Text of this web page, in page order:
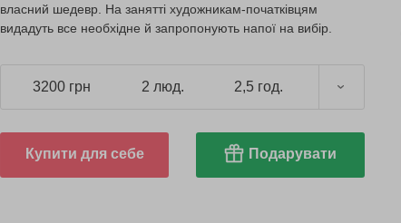
власний шедевр. На занятті художникам-початківцям
видадуть все необхідне й запропонують напої на вибір.
3200 грн 2 люд. 2,5 год.
Купити для себе Подарувати